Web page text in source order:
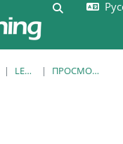
Изменить
LESION LIBRARY ПРОСМОТР ПО ОДНОЙ ЗАПИСИ